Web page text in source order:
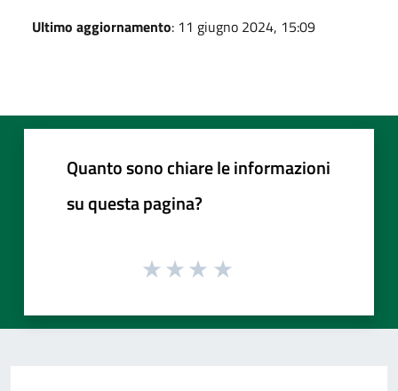
Ultimo aggiornamento: 11 giugno 2024, 15:09
Quanto sono chiare le informazioni
su questa pagina?